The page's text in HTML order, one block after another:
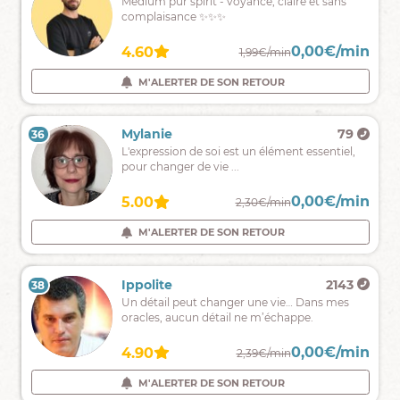
vous-
qu'il
crois
en
toi,
une
main
vers
l'autre
pour
guider
4.60 2,90€/min 0,00€/min
M'ALERTER DE SON RETOUR
complaisance ✨✨✨
4.60 1,99€/min0,00€/min
M'ALERTER DE SON RETOUR
35 Crystall
595
Ma
mission
de
aider
,
vous
vous
guider
4.90 2,59€/min 0,00€/min
M'ALERTER DE SON RETOUR
36 Mylanie 79
L'expression de soi est un élément essentiel,
pour changer de vie ...
5.00 2,30€/min0,00€/min
M'ALERTER DE SON RETOUR
37 Jessy
9486
Médium
sans
spécialisée
en
domaine
affectif
4.99 2,79€/min 0,00€/min
M'ALERTER DE SON RETOUR
38 Ippolite 2143
Un détail peut changer une vie… Dans mes
oracles, aucun détail ne m’échappe.
4.90 2,39€/min0,00€/min
M'ALERTER DE SON RETOUR